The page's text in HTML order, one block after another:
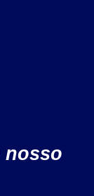
nosso